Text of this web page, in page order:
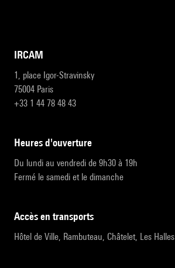
IRCAM
1, place Igor-Stravinsky
75004 Paris
+33 1 44 78 48 43
heures d'ouverture
Du lundi au vendredi de 9h30 à 19h
Fermé le samedi et le dimanche
accès en transports
Hôtel de Ville, Rambuteau, Châtelet, Les Halles